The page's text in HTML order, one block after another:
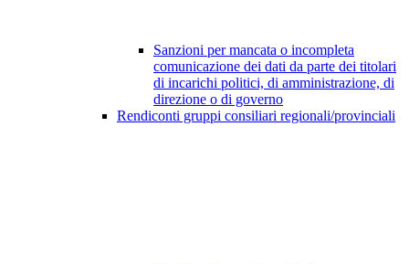
Sanzioni per mancata o incompleta
comunicazione dei dati da parte dei titolari
di incarichi politici, di amministrazione, di
direzione o di governo
Rendiconti gruppi consiliari regionali/provinciali